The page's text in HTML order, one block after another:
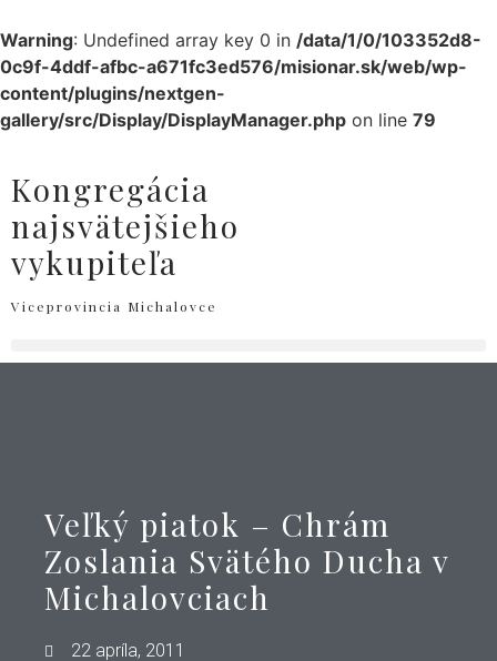
Warning: Undefined array key 0 in /data/1/0/103352d8-
0c9f-4ddf-afbc-a671fc3ed576/misionar.sk/web/wp-
content/plugins/nextgen-
gallery/src/Display/DisplayManager.php on line 79
Kongregácia
najsvätejšieho
vykupiteľa
Viceprovincia Michalovce
Veľký piatok – Chrám
Zoslania Svätého Ducha v
Michalovciach
22 apríla, 2011